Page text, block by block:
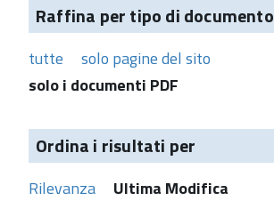
Raffina per tipo di documento
tutte
solo pagine del sito
solo i documenti PDF
Ordina i risultati per
Rilevanza Ultima Modifica